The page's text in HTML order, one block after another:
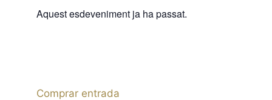
Aquest esdeveniment ja ha passat.
Comprar entrada